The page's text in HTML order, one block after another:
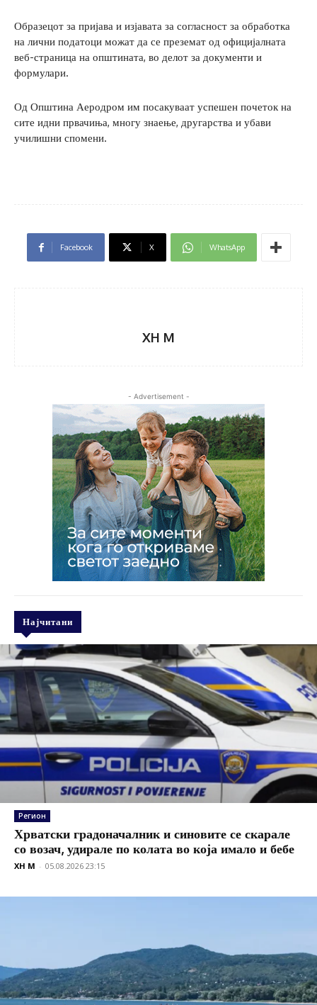
Образецот за пријава и изјавата за согласност за обработка
на лични податоци можат да се преземат од официјалната
веб-страница на општината, во делот за документи и
формулари.
Од Општина Аеродром им посакуваат успешен почеток на
сите идни првачиња, многу знаење, другарства и убави
училишни спомени.
Facebook X WhatsApp
XH M
- Advertisement -
Најчитани
Регион
Хрватски градоначалник и синовите се скарале
со возач, удирале по колата во која имало и бебе
XH M - 05.08.2026 23:15